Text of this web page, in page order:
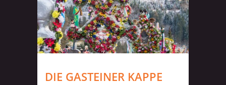
DIE GASTEINER KAPPE